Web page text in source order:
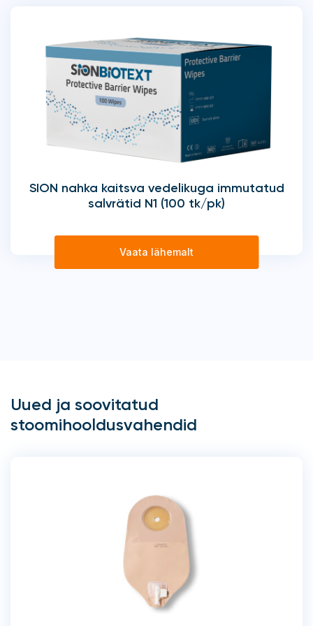
SION nahka kaitsva vedelikuga immutatud
salvrätid N1 (100 tk/pk)
Vaata lähemalt
Uued ja soovitatud
stoomihooldusvahendid